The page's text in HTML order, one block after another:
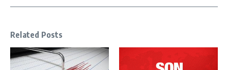
Related Posts